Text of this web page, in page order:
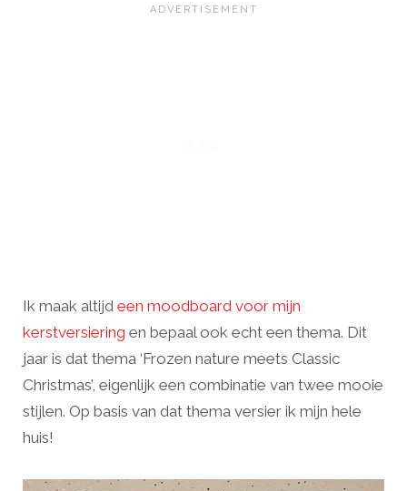
Ik maak altijd een moodboard voor mijn
kerstversiering en bepaal ook echt een thema. Dit
jaar is dat thema ‘Frozen nature meets Classic
Christmas’, eigenlijk een combinatie van twee mooie
stijlen. Op basis van dat thema versier ik mijn hele
huis!